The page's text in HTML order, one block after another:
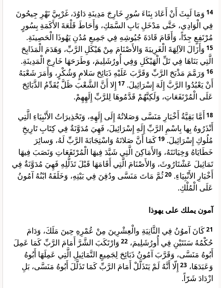
14 وَمَا لَبِثَ أَنْ أَعَادَ بِنَاءَ سُورٍ خَارِجَ مَدِينَةِ دَاوُدَ، غَرْبِيَّ نَهْرِ جِيحُونَ
فِي الْوَادِي، حَتَّى مَدْخَلِ بَابِ السَّمَكِ، وَأَحَاطَ قَلْعَةَ الأَكَمَةِ بِسُورٍ
مُرْتَفِعٍ جِدّاً، وَأَقَامَ قَادَةَ جُيُوشِهِ فِي جَمِيعِ مُدُنِ يَهُوذَا الْحَصِينَةِ.
15 وَأَزَالَ الآلِهَةَ الْغَرِيبَةَ وَالأَصْنَامَ مِنْ هَيْكَلِ الرَّبِّ، وَهَدَمَ الْمَذَابِحَ
الَّتِي بَنَاهَا فِي تَلِّ الْهَيْكَلِ وَفِي أُورُشَلِيمَ، وَطَرَحَهَا خَارِجَ الْمَدِينَةِ.
16 وَرَمَّمَ مَذْبَحَ الرَّبِّ وَقَرَّبَ عَلَيْهِ ذَبَائِحَ سَلامٍ وَشُكْرٍ، وَأَمَرَ شَعْبَهُ
أَنْ يَعْبُدُوا الرَّبَّ إِلَهَ إِسْرَائِيلَ. 17 إِلا أَنَّ الشَّعْبَ ظَلَّ يُقَدِّمُ الذَّبَائِحَ
عَلَى الْمُرْتَفَعَاتِ، وَلَكِنَّهُمْ قَدَّمُوهَا لِلرَّبِّ إِلَهِهِمْ.
18أَمَّا بَقِيَّةُ أَخْبَارِ مَنَسَّى وَصَلاتُهُ إِلَى إِلَهِهِ، وَتَحْذِيرَاتُ الأَنْبِيَاءِ الَّتِي
أَنْذَرُوهُ بِها بِاسْمِ الرَّبِّ إِلَهِ إِسْرَائِيلَ، فَهِيَ مُدَوَّنَةٌ فِي كِتَابِ تَارِيخِ
مُلُوكِ إِسْرَائِيلَ. 19كَمَا أَنَّ صَلاتَهُ وَاسْتِجَابَةَ الرَّبِّ لَهُ، وَسائِرَ
خَطَايَاهُ وَخِيَانَتَهُ، وَالأَمَاكِنَ الَّتِي شَيَّدَ فِيهَا الْمُرْتَفَعَاتِ وَنَصَبَ فِيهَا
تَمَاثِيلَ عَشْتَارُوثَ، وَالأَصْنَامَ الَّتِي أَقَامَهَا قَبْلَ تَذَلُّلِهِ فَهِيَ مُدَوَّنَةٌ فِي
أَخْبَارِ الأَنْبِيَاءِ. 20ثُمَّ مَاتَ مَنَسَّى ودُفِنَ فِي بَيْتِهِ، وَخَلَفَهُ ابْنُهُ آمُونُ
عَلَى الْمُلْكِ.
آمون يملك على يهوذا
21كَانَ آموُنُ فِي الثَّانِيَةِ والْعِشْرِينَ مِنْ عُمْرِهِ حِينَ مَلَكَ، وَدَامَ
حُكْمُهُ سَنَتَيْنِ فِي أُورُشَلِيمَ، 22 وَارْتَكَبَ الشَّرَّ أَمَامَ الرَّبِّ كَمَا عَمِلَ
أَبُوهُ مَنَسَّى، وَقَرَّبَ آمُونُ ذَبَائِحَ لِجَمِيعِ التَّمَاثِيلِ الَّتِي عَمِلَهَا أَبُوهُ
وَعَبَدَهَا، 23 إِلّا أَنَّهُ لَمْ يَتَذَلَّلْ أَمَامَ الرَّبِّ كَمَا تَذَلَّلَ أَبُوهُ مَنَسَّى، بَلِ
ازْدَادَ شَرّاً.